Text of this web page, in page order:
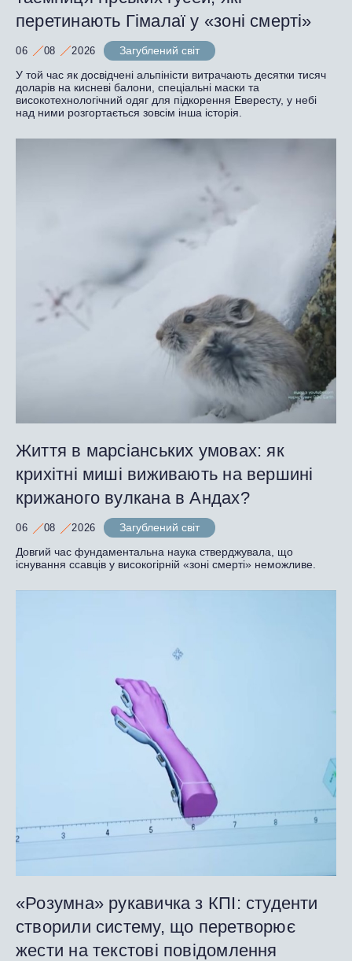
перетинають Гімалаї у «зоні смерті»
06 08 2026
Загублений світ
У той час як досвідчені альпіністи витрачають десятки тисяч
доларів на кисневі балони, спеціальні маски та
високотехнологічний одяг для підкорення Евересту, у небі
над ними розгортається зовсім інша історія.
Життя в марсіанських умовах: як
крихітні миші виживають на вершині
крижаного вулкана в Андах?
06 08 2026
Загублений світ
Довгий час фундаментальна наука стверджувала, що
існування ссавців у високогірній «зоні смерті» неможливе.
«Розумна» рукавичка з КПІ: студенти
створили систему, що перетворює
жести на текстові повідомлення